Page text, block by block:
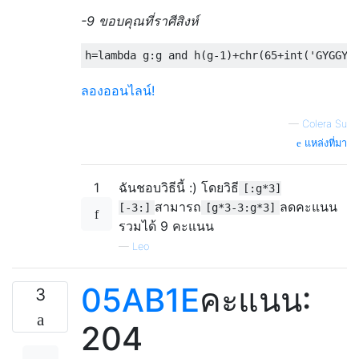
-9 ขอบคุณที่ราศีสิงห์
h=lambda g: g and h(g-1 )+chr(65+int (
ลองออนไลน์!
— Colera Su
แหล่งที่มา
1 ฉันชอบวิธีนี้ :) โดยวิธี [:g*3]
[-3:] สามารถ [g*3-3:g*3] ลดคะแนน
รวมได้ 9 คะแนน
— Leo
3 05AB1Eคะแนน:
204